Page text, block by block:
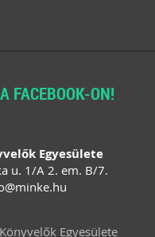
FACEBOOK-ON!
Egyesülete
u. 1/A 2. em. B/7.
@minke.hu
Egyesülete